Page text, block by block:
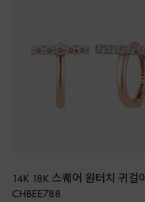
14K 18K 스퀘어 원터치 귀걸이
CHBEE788